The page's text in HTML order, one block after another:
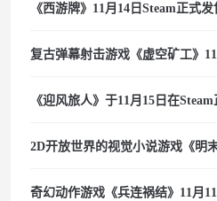
《西游牌》11月14日Steam正式
复古弹幕射击游戏《虚空矿工》
《迎风旅人》于11月15日在
2D开放世界的视觉小说游戏《明
奇幻动作游戏《兵连祸结》11月